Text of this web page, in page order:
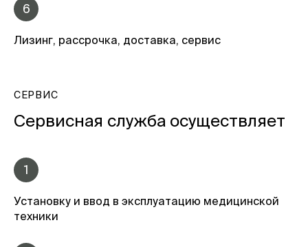
6
Лизинг, рассрочка, доставка, сервис
СЕРВИС
Сервисная служба осуществляет
1
Установку и ввод в эксплуатацию медицинской
техники